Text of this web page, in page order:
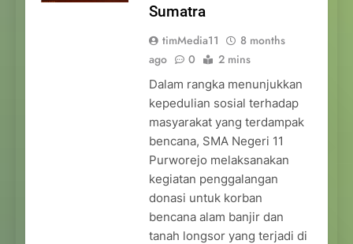
Sumatra
timMedia11
8 months
ago
0 2 mins
Dalam rangka menunjukkan
kepedulian sosial terhadap
masyarakat yang terdampak
bencana, SMA Negeri 11
Purworejo melaksanakan
kegiatan penggalangan
donasi untuk korban
bencana alam banjir dan
tanah longsor yang terjadi di